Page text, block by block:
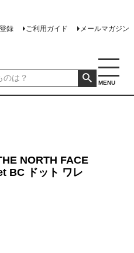
MENU
録 ご利用ガイド メールマガジン
NORTH FACE
BC ドット ワレ